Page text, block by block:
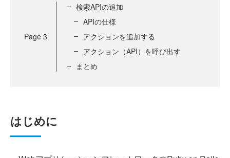
Page 3
検索APIの追加
APIの仕様
アクションを追加する
アクション（API）を呼び出す
まとめ
はじめに